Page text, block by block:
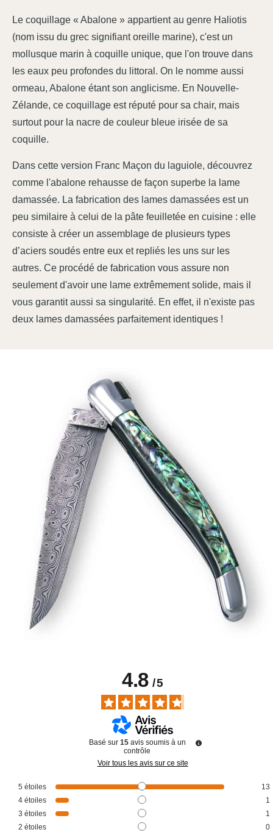
Le coquillage « Abalone » appartient au genre Haliotis
(nom issu du grec signifiant oreille marine), c'est un
mollusque marin à coquille unique, que l'on trouve dans
les eaux peu profondes du littoral. On le nomme aussi
ormeau, Abalone étant son anglicisme. En Nouvelle-
Zélande, ce coquillage est réputé pour sa chair, mais
surtout pour la nacre de couleur bleue irisée de sa
coquille.
Dans cette version Franc Maçon du laguiole, découvrez
comme l'abalone rehausse de façon superbe la lame
damassée. La fabrication des lames damassées est un
peu similaire à celui de la pâte feuilletée en cuisine : elle
consiste à créer un assemblage de plusieurs types
d’aciers soudés entre eux et repliés les uns sur les
autres. Ce procédé de fabrication vous assure non
seulement d'avoir une lame extrêmement solide, mais il
vous garantit aussi sa singularité. En effet, il n'existe pas
deux lames damassées parfaitement identiques !
4.8/5
Basé sur 15 avis soumis à un
contrôle
Voir tous les avis sur ce site
5 étoiles
13
4 étoiles
1
3 étoiles
1
2 étoiles 0